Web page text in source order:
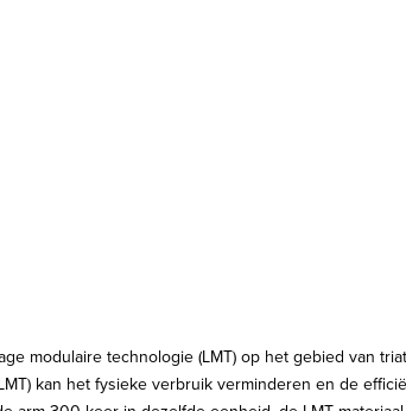
modulaire technologie (LMT) op het gebied van
kan het fysieke verbruik verminderen en de